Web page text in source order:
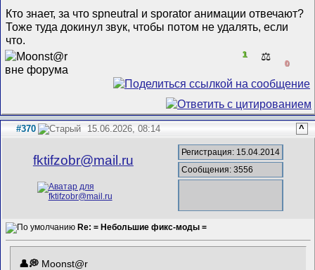
Кто знает, за что spneutral и sporator анимации отвечают?
Тоже туда докинул звук, чтобы потом не удалять, если
что.
1 ⚖️
0
#370 15.06.2026, 08:14 ^
fktifzobr@mail.ru
Регистрация: 15.04.2014
Сообщения: 3556
Re: = Небольшие фикс-моды =
Mооnst@r